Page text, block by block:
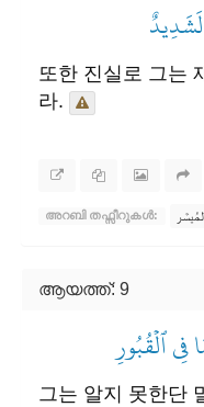
또한 진실로 그는
라.
അറബി തഫ്സീറുകൾ:
ആയത്ത്: 9
فِي ٱلۡقُبُورِ
그는 알지 못한단